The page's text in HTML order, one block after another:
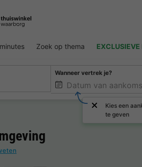
Zoek op thema EXCLUSIEVE
Wanneer vertrek je?
Kies een
te geven